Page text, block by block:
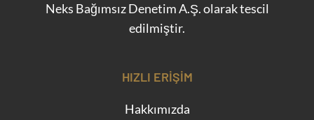
Neks Bağımsız Denetim A.Ş. olarak tescil
edilmiştir.
HIZLI ERIŞIM
Hakkımızda